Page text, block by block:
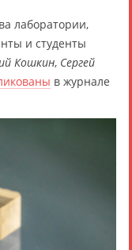
лаборатории,
и студенты
Кошкин, Сергей
в журнале